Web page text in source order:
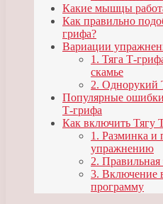
Какие мышцы
Как правильно
грифа?
Вариации
1. Тяга Т-
скамье
2. Однорукий
Популярные
Т-грифа
Как включить Тягу
1. Разминка и
упражнению
2.
3. Включение
программу